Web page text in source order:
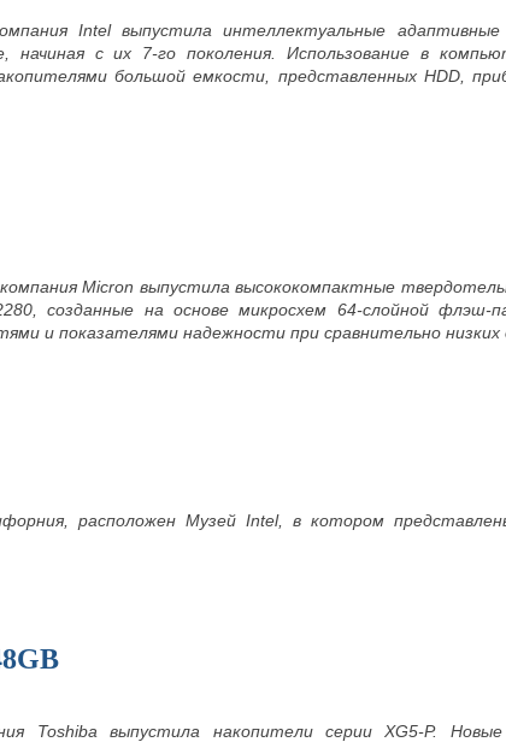
Intel выпустила интеллектуальные адаптивные
с их 7-го поколения. Использование в
большой емкости, представленных HDD,
Micron выпустила высококомпактные
созданные на основе микросхем 64-слойной флэш-
и показателями надежности при сравнительно низких
расположен Музей Intel, в котором
Toshiba выпустила накопители серии XG5-P.